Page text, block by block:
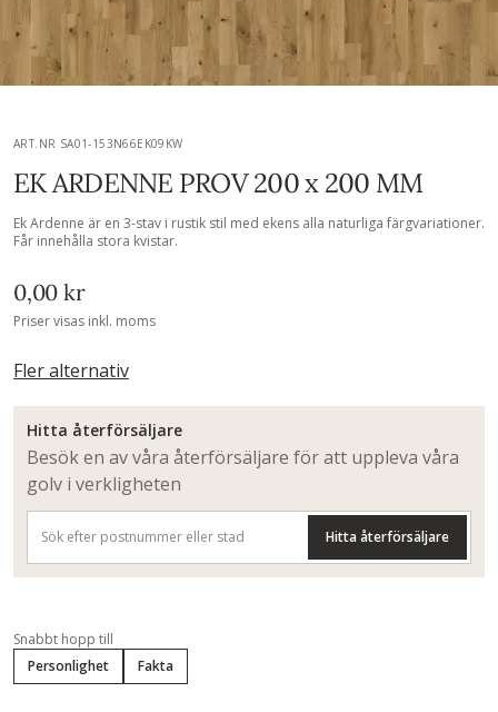
ART.NR SA01-153N66EK09KW
EK ARDENNE PROV 200 x 200 MM
Ek Ardenne är en 3-stav i rustik stil med ekens alla naturliga färgvariationer.
Får innehålla stora kvistar.
0,00 kr
Priser visas inkl. moms
Fler alternativ
Hitta återförsäljare
Besök en av våra återförsäljare för att uppleva våra
golv i verkligheten
Hitta återförsäljare
Snabbt hopp till
Personlighet
Fakta